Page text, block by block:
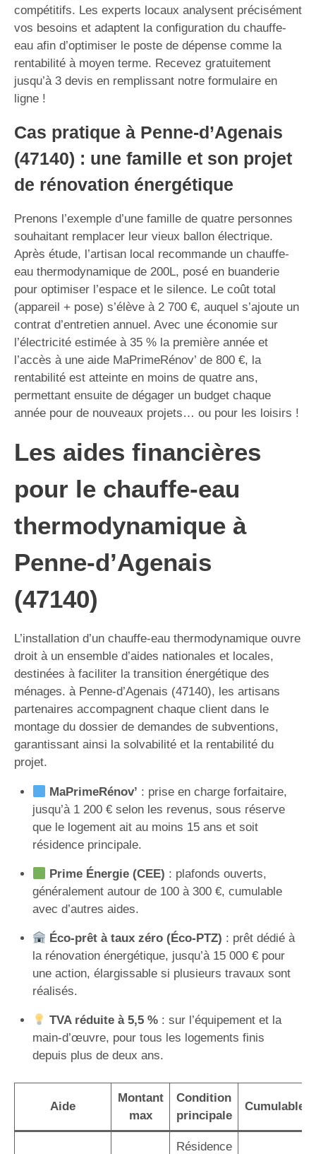
compétitifs. Les experts locaux analysent précisément
vos besoins et adaptent la configuration du chauffe-
eau afin d’optimiser le poste de dépense comme la
rentabilité à moyen terme. Recevez gratuitement
jusqu’à 3 devis en remplissant notre formulaire en
ligne !
Cas pratique à Penne-d’Agenais
(47140) : une famille et son projet
de rénovation énergétique
Prenons l’exemple d’une famille de quatre personnes
souhaitant remplacer leur vieux ballon électrique.
Après étude, l’artisan local recommande un chauffe-
eau thermodynamique de 200L, posé en buanderie
pour optimiser l’espace et le silence. Le coût total
(appareil + pose) s’élève à 2 700 €, auquel s’ajoute un
contrat d’entretien annuel. Avec une économie sur
l’électricité estimée à 35 % la première année et
l’accès à une aide MaPrimeRénov’ de 800 €, la
rentabilité est atteinte en moins de quatre ans,
permettant ensuite de dégager un budget chaque
année pour de nouveaux projets… ou pour les loisirs !
Les aides financières
pour le chauffe-eau
thermodynamique à
Penne-d’Agenais
(47140)
L’installation d’un chauffe-eau thermodynamique ouvre
droit à un ensemble d’aides nationales et locales,
destinées à faciliter la transition énergétique des
ménages. à Penne-d’Agenais (47140), les artisans
partenaires accompagnent chaque client dans le
montage du dossier de demandes de subventions,
garantissant ainsi la solvabilité et la rentabilité du
projet.
MaPrimeRénov’ : prise en charge forfaitaire,
jusqu’à 1 200 € selon les revenus, sous réserve
que le logement ait au moins 15 ans et soit
résidence principale.
Prime Énergie (CEE) : plafonds ouverts,
généralement autour de 100 à 300 €, cumulable
avec d’autres aides.
Éco-prêt à taux zéro (Éco-PTZ) : prêt dédié à
la rénovation énergétique, jusqu’à 15 000 € pour
une action, élargissable si plusieurs travaux sont
réalisés.
TVA réduite à 5,5 %: sur l’équipement et la
main-d’œuvre, pour tous les logements finis
depuis plus de deux ans.
Aide
Montant
max
Condition
principale
Cumulable
Résidence